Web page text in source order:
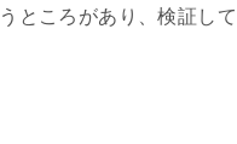
ところがあり、検証し